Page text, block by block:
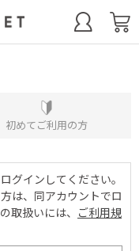
初めてご利用の方
グインしてください。
は、同アカウントでロ
取扱いには、 ご利用規